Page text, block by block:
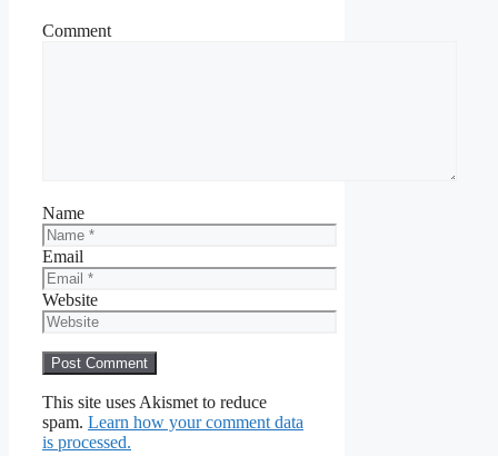
Comment
Name
Email
Website
This site uses Akismet to reduce
spam. Learn how your comment data
is processed.